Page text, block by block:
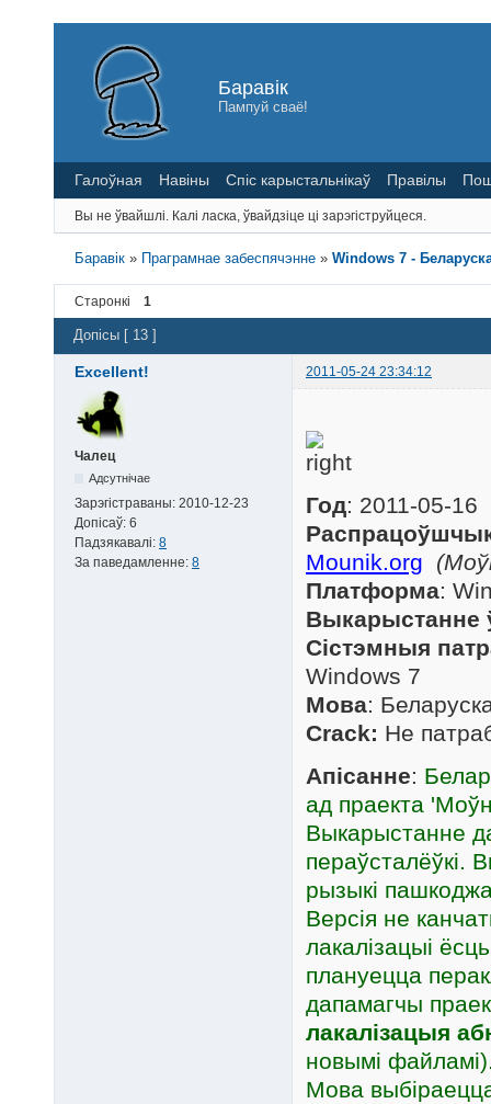
Баравік
Пампуй сваё!
Галоўная Навіны Спіс карыстальнікаў Правілы
Вы не ўвайшлі. Калі ласка, ўвайдзіце ці зарэгіструйцеся.
Баравік » Праграмнае забеспячэнне »Windows 7 -
Старонкі 1
Допісы [ 13 ]
Excellent! 2011-05-24 23:34:12
Чалец
Адсутнічае
Зарэгістраваны: 2010-12-23
Допісаў: 6
Падзякавалі: 8
За паведамленне: 8
Год: 2011-05-16
Mounik.org
Платформа:
Выкарыстанне
Сістэмныя
Windows 7
Мова:
Crack: Не
Апісанне:
ад праекта
Выкарыстанне
пераўсталёўкі.
рызыкі
Версія не
лакалізацыі
плануецца
дапамагчы
лакалізацыя
новымі
Мова